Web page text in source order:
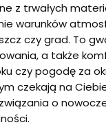
z trwałych
warunków
czy grad. To
a także
czy pogodę za
czekają na
o